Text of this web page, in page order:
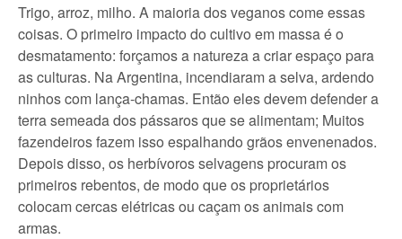
Trigo, arroz, milho. A maioria dos veganos come essas
coisas. O primeiro impacto do cultivo em massa é o
desmatamento: forçamos a natureza a criar espaço para
as culturas. Na Argentina, incendiaram a selva, ardendo
ninhos com lança-chamas. Então eles devem defender a
terra semeada dos pássaros que se alimentam; Muitos
fazendeiros fazem isso espalhando grãos envenenados.
Depois disso, os herbívoros selvagens procuram os
primeiros rebentos, de modo que os proprietários
colocam cercas elétricas ou caçam os animais com
armas.